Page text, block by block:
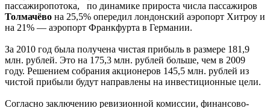
пассажиропотока, по динамике прироста числа пассажиров
Толмачёво на 25,5% опередил лондонский аэропорт Хитроу и
на 21% — аэропорт Франкфурта в Германии.
За 2010 год была получена чистая прибыль в размере 181,9
млн. рублей. Это на 175,3 млн. рублей больше, чем в 2009
году. Решением собрания акционеров 145,5 млн. рублей из
чистой прибыли будут направлены на инвестиционные цели.
Согласно заключению ревизионной комиссии, финансово-